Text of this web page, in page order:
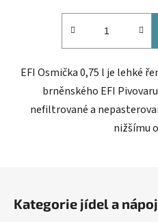
EFI Osmička 0,75 l je lehké
brněnského EFI
nefiltrované a
nižšímu
Kategorie jídel a